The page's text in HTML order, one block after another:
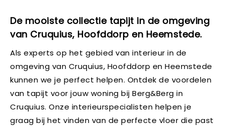
De mooiste collectie tapijt in de omgeving
van Cruquius, Hoofddorp en Heemstede.
Als experts op het gebied van interieur in de
omgeving van Cruquius, Hoofddorp en Heemstede
kunnen we je perfect helpen. Ontdek de voordelen
van tapijt voor jouw woning bij Berg&Berg in
Cruquius. Onze interieurspecialisten helpen je
graag bij het vinden van de perfecte vloer die past